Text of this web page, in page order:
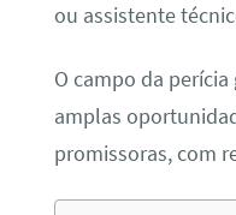
ou assistente
O campo da
amplas
promissoras, com